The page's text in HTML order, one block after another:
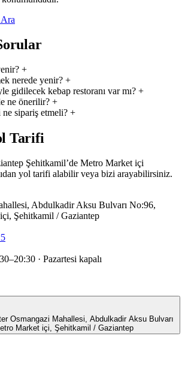
+
nerede yenir? +
gidilecek kebap restoranı var mı? +
ne önerilir? +
sipariş etmeli? +
Tarifi
Şehitkamil’de Metro Market içi
yol tarifi alabilir veya bizi arayabilirsiniz.
Abdulkadir Aksu Bulvarı No:96,
Şehitkamil / Gaziantep
· Pazartesi kapalı
Osmangazi Mahallesi, Abdulkadir Aksu Bulvarı
Market içi, Şehitkamil / Gaziantep